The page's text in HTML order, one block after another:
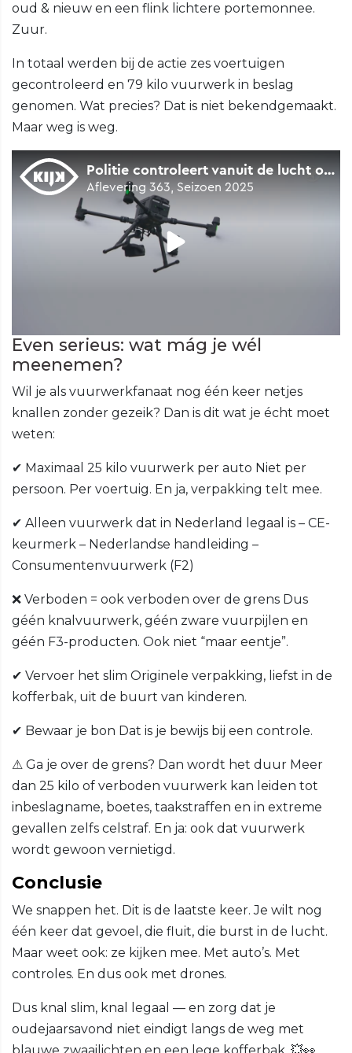
oud & nieuw en een flink lichtere portemonnee.
Zuur.
In totaal werden bij de actie zes voertuigen
gecontroleerd en 79 kilo vuurwerk in beslag
genomen. Wat precies? Dat is niet bekendgemaakt.
Maar weg is weg.
Even serieus: wat mág je wél
meenemen?
Wil je als vuurwerkfanaat nog één keer netjes
knallen zonder gezeik? Dan is dit wat je écht moet
weten:
✔ Maximaal 25 kilo vuurwerk per auto Niet per
persoon. Per voertuig. En ja, verpakking telt mee.
✔ Alleen vuurwerk dat in Nederland legaal is – CE-
keurmerk – Nederlandse handleiding –
Consumentenvuurwerk (F2)
❌ Verboden = ook verboden over de grens Dus
géén knalvuurwerk, géén zware vuurpijlen en
géén F3-producten. Ook niet “maar eentje”.
✔ Vervoer het slim Originele verpakking, liefst in de
kofferbak, uit de buurt van kinderen.
✔ Bewaar je bon Dat is je bewijs bij een controle.
⚠ Ga je over de grens? Dan wordt het duur Meer
dan 25 kilo of verboden vuurwerk kan leiden tot
inbeslagname, boetes, taakstraffen en in extreme
gevallen zelfs celstraf. En ja: ook dat vuurwerk
wordt gewoon vernietigd.
Conclusie
We snappen het. Dit is de laatste keer. Je wilt nog
één keer dat gevoel, die fluit, die burst in de lucht.
Maar weet ook: ze kijken mee. Met auto’s. Met
controles. En dus ook met drones.
Dus knal slim, knal legaal — en zorg dat je
oudejaarsavond niet eindigt langs de weg met